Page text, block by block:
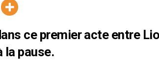
ce premier acte entre
la pause.